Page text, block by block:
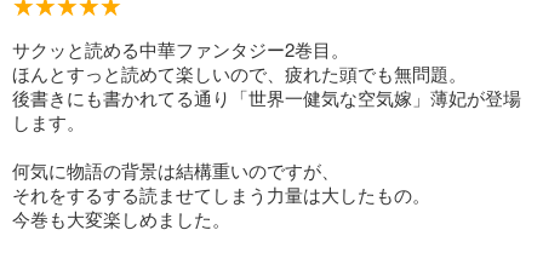
サクッと読める中華ファンタジー2巻目。
ほんとすっと読めて楽しいので、疲れた頭でも無問題。
後書きにも書かれてる通り「世界一健気な空気嫁」薄妃が登場
します。
何気に物語の背景は結構重いのですが、
それをするする読ませてしまう力量は大したもの。
今巻も大変楽しめました。